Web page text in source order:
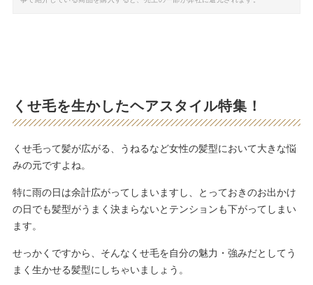
くせ毛を生かしたヘアスタイル特集！
くせ毛って髪が広がる、うねるなど女性の髪型において大きな悩
みの元ですよね。
特に雨の日は余計広がってしまいますし、とっておきのお出かけ
の日でも髪型がうまく決まらないとテンションも下がってしまい
ます。
せっかくですから、そんなくせ毛を自分の魅力・強みだとしてう
まく生かせる髪型にしちゃいましょう。